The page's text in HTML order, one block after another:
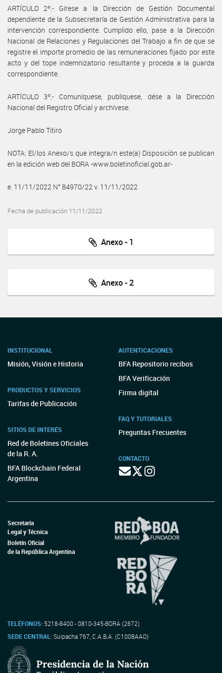
ARTÍCULO 2º.- Gírese a la Dirección de Gestión Documental
dependiente de la Subsecretaría de Gestión Administrativa para la
intervención correspondiente. Cumplido ello, pase a la Dirección
Nacional de Relaciones y Regulaciones del Trabajo a fin de que se
registre el importe promedio de las remuneraciones fijado por este
acto y del tope indemnizatorio resultante y proceda a la guarda
correspondiente.
ARTÍCULO 3º.- Comuníquese, publíquese, dése a la Dirección
Nacional del Registro Oficial y archívese.
Jorge Pablo Titiro
NOTA: El/los Anexo/s que integra/n este(a) Disposición se publican
en la edición web del BORA -www.boletinoficial.gob.ar-
e. 11/11/2022 N° 84970/22 v. 11/11/2022
Fecha de publicación 11/11/2022
Anexo - 1
Anexo - 2
INSTITUCIONAL
Misión, Visión e Historia
PRODUCTOS Y SERVICIOS
Tarifas de Publicación
SITIOS DE INTERÉS
Red de Boletines Oficiales
de la R. A.
BFA Blockchain Federal
Argentina
AUTENTICACIONES
BFA Repositorio recibos
BFA Verificación
Firma digital
FAQ Y TUTORIALES
Preguntas Frecuentes
CONTACTO
Secretaría
Legal y Técnica
Boletín Oficial
de la República Argentina
TELÉFONOS: 5218-8400 - 0810-345-BORA (2672)
SEDE CENTRAL:Suipacha 767, C.A.B.A. (C1008AAO)